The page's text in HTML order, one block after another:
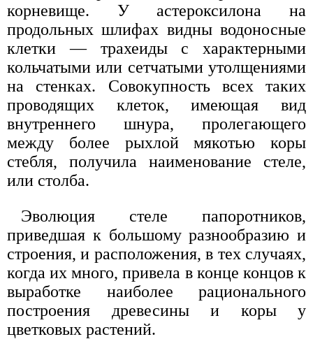
корневище. У астероксилона на
продольных шлифах видны водоносные
клетки — трахеиды с характерными
кольчатыми или сетчатыми утолщениями
на стенках. Совокупность всех таких
проводящих клеток, имеющая вид
внутреннего шнура, пролегающего
между более рыхлой мякотью коры
стебля, получила наименование стеле,
или столба.
Эволюция стеле папоротников,
приведшая к большому разнообразию и
строения, и расположения, в тех случаях,
когда их много, привела в конце концов к
выработке наиболее рационального
построения древесины и коры у
цветковых растений.